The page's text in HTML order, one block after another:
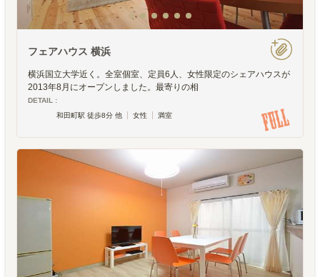
フェアハウス 横浜
横浜国立大学近く。全室個室、定員6人、女性限定のシェアハウスが
2013年8月にオープンしました。最寄りの相
DETAIL :
和田町駅 徒歩8分 他
女性 満室